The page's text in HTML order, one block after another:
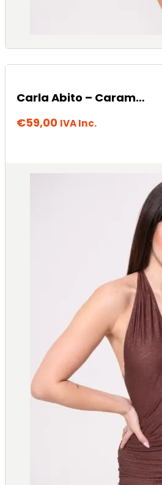
Carla Abito – Caramello
€59,00 IVA Inc.